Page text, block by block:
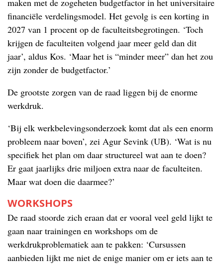
maken met de zogeheten budgetfactor in het universitaire
financiële verdelingsmodel. Het gevolg is een korting in
2027 van 1 procent op de faculteitsbegrotingen. ‘Toch
krijgen de faculteiten volgend jaar meer geld dan dit
jaar’, aldus Kos. ‘Maar het is “minder meer” dan het zou
zijn zonder de budgetfactor.’
De grootste zorgen van de raad liggen bij de enorme
werkdruk.
‘Bij elk werkbelevingsonderzoek komt dat als een enorm
probleem naar boven’, zei Agur Sevink (UB). ‘Wat is nu
specifiek het plan om daar structureel wat aan te doen?
Er gaat jaarlijks drie miljoen extra naar de faculteiten.
Maar wat doen die daarmee?’
WORKSHOPS
De raad stoorde zich eraan dat er vooral veel geld lijkt te
gaan naar trainingen en workshops om de
werkdrukproblematiek aan te pakken: ‘Cursussen
aanbieden lijkt me niet de enige manier om er iets aan te